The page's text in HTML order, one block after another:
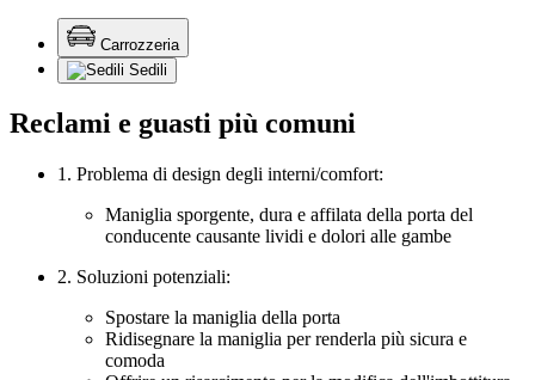
Carrozzeria
Sedili
Reclami e guasti più comuni
1. Problema di design degli interni/comfort:
Maniglia sporgente, dura e affilata della porta del
conducente causante lividi e dolori alle gambe
2. Soluzioni potenziali:
Spostare la maniglia della porta
Ridisegnare la maniglia per renderla più sicura e
comoda